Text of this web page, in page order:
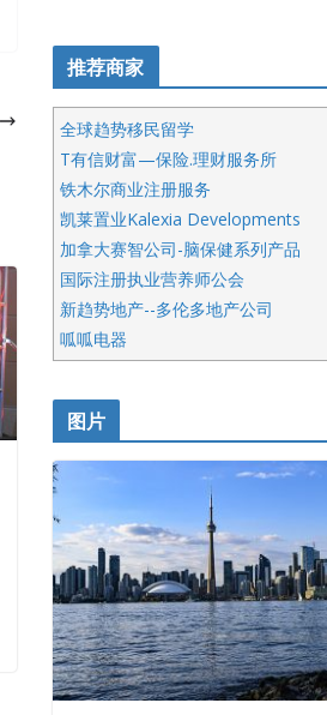
推荐商家
全球趋势移民留学
T有信财富—保险.理财服务所
铁木尔商业注册服务
凯莱置业Kalexia Developments
加拿大赛智公司-脑保健系列产品
国际注册执业营养师公会
新趋势地产--多伦多地产公司
呱呱电器
开明车行KS CAR SALES & SERVICE
皇后金融集团
铁木尔商业注册服务
图片